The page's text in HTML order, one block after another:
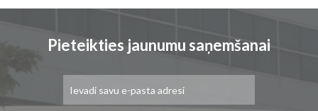
Pieteikties jaunumu saņemšanai
saņemšanai: